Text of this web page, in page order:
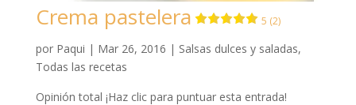
Crema pastelera 5 (2)
por Paqui | Mar 26, 2016 | Salsas dulces y saladas,
Todas las recetas
Opinión total ¡Haz clic para puntuar esta entrada!